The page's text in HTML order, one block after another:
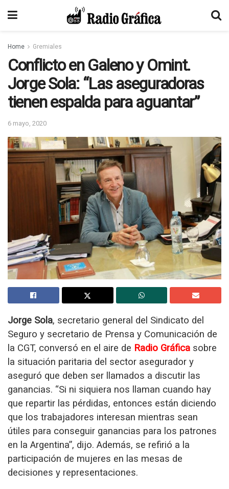
Home Gremiales
Conflicto en Galeno y Omint.
Jorge Sola: “Las aseguradoras
tienen espalda para aguantar”
6 mayo, 2020
Jorge Sola, secretario general del Sindicato del
Seguro y secretario de Prensa y Comunicación de
la CGT, conversó en el aire de Radio Gráfica sobre
la situación paritaria del sector asegurador y
aseguró que deben ser llamados a discutir las
ganancias. “Si ni siquiera nos llaman cuando hay
que repartir las pérdidas, entonces están diciendo
que los trabajadores interesan mientras sean
útiles para conseguir ganancias para los patrones
en la Argentina”, dijo. Además, se refirió a la
participación de mujeres en las mesas de
decisiones y representaciones.